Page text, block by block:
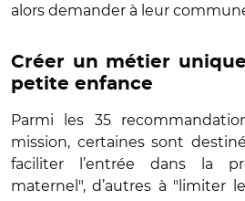
alors demander à leur
Créer un métier
petite enfance
Parmi les 35
mission, certaines sont
faciliter l’entrée dans la
maternel", d’autres à "limiter